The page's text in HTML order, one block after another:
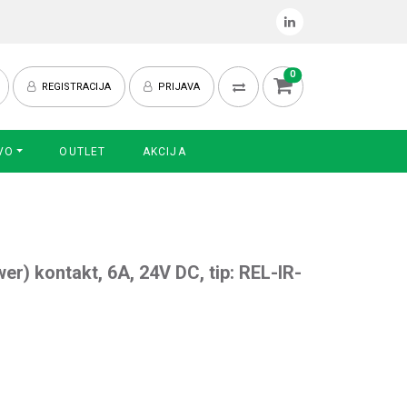
REGISTRACIJA PRIJAVA
0
OUTLET AKCIJA
kontakt, 6A, 24V DC, tip: REL-IR-